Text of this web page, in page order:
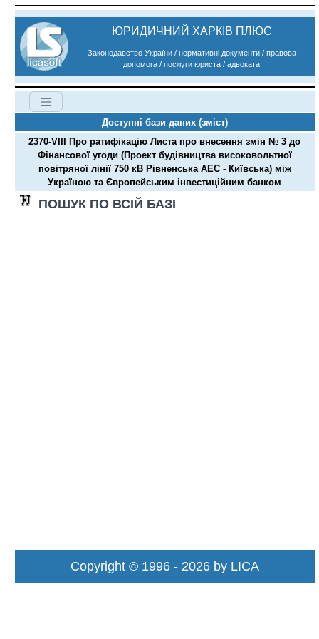
ЮРИДИЧНИЙ ХАРКІВ ПЛЮС
Законодавство України / нормативні документи / правова
допомога / послуги юриста / адвоката
Доступні бази даних (зміст)
2370-VIII Про ратифікацію Листа про внесення змін № 3 до
Фінансової угоди (Проект будівництва високовольтної
повітряної лінії 750 кВ Рівненська АЕС - Київська) між
Україною та Європейським інвестиційним банком
ПОШУК ПО ВСІЙ БАЗІ
Copyright © 1996 - 2026 by LICA